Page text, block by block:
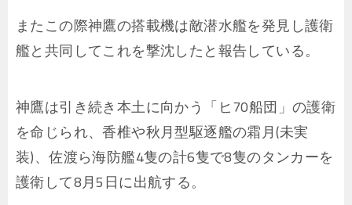
またこの際神鷹の搭載機は敵潜水艦を発見し護衛
艦と共同してこれを撃沈したと報告している。
神鷹は引き続き本土に向かう「ヒ70船団」の護衛
を命じられ、香椎や秋月型駆逐艦の霜月(未実
装)、佐渡ら海防艦4隻の計6隻で8隻のタンカーを
護衛して8月5日に出航する。